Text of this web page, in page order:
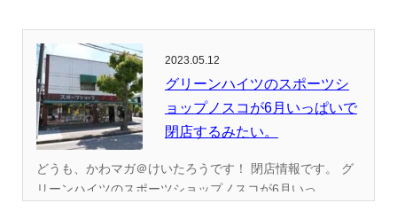
2023.05.12
グリーンハイツのスポーツシ
ョップノスコが6月いっぱいで
閉店するみたい。
どうも、かわマガ＠けいたろうです！ 閉店情報です。 グ
リーンハイツのスポーツショップノスコが6月いっ...